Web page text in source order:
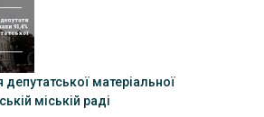
матеріальної
міській раді